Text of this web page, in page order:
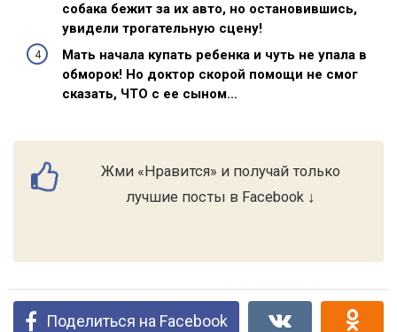
собака бежит за их авто, но остановившись,
увидели трогательную сцену!
Мать начала купать ребенка и чуть не упала в
обморок! Но доктор скорой помощи не смог
сказать, ЧТО с ее сыном…
Жми «Нравится» и получай только
лучшие посты в Facebook ↓
Поделиться на Facebook